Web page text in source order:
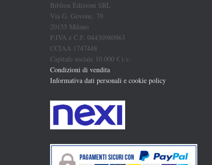
Biblion Edizioni SRL
Via G. Govone, 70
20155 Milano
P.IVA e C.F. 04430980963
CCIAA 1747448
Capitale sociale 10.000 € i.v.
Condizioni di vendita
Informativa dati personali e cookie policy